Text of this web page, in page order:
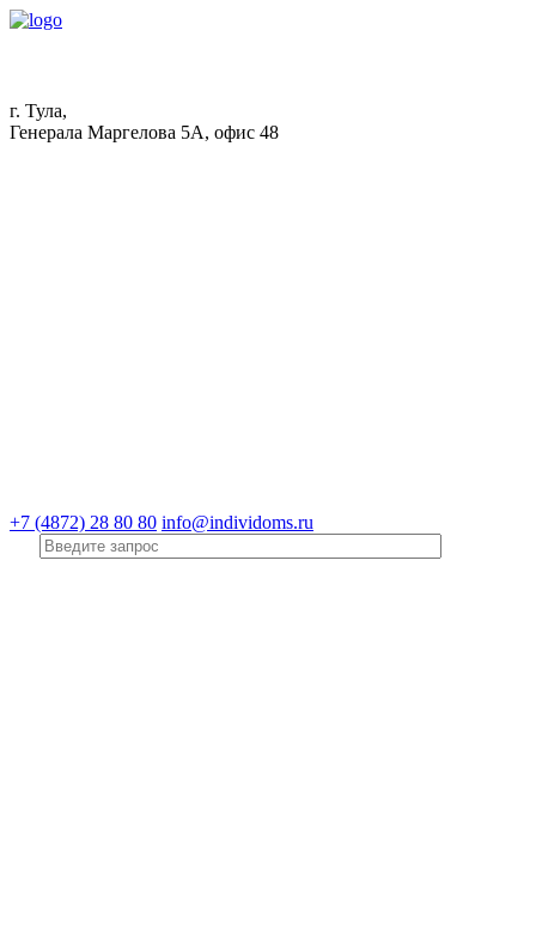
г. Тула,
Генерала Маргелова 5А, офис 48
+7 (4872) 28 80 80 info@individoms.ru